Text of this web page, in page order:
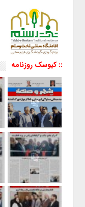
:: کیوسک روزنامه